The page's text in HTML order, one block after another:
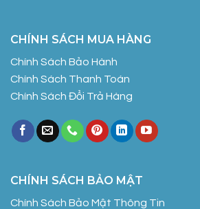
CHÍNH SÁCH MUA HÀNG
Chính Sách Bảo Hành
Chính Sách Thanh Toán
Chính Sách Đổi Trả Hàng
CHÍNH SÁCH BẢO MẬT
Chính Sách Bảo Mật Thông Tin